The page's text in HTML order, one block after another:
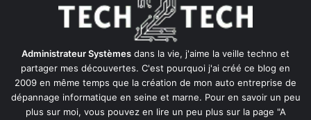
Administrateur Systèmes dans la vie, j'aime la veille techno et
partager mes découvertes. C'est pourquoi j'ai créé ce blog en
2009 en même temps que la création de mon auto entreprise de
dépannage informatique en seine et marne. Pour en savoir un peu
plus sur moi, vous pouvez en lire un peu plus sur la page "A